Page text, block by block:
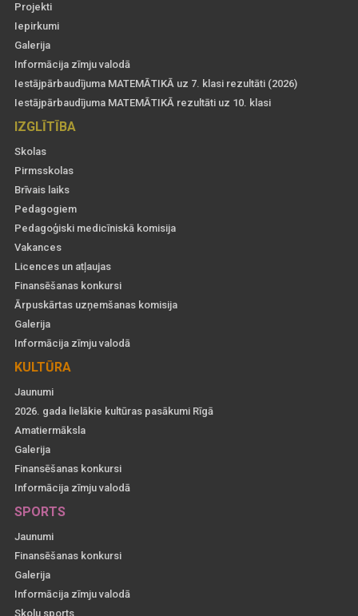
Projekti
Iepirkumi
Galerija
Informācija zīmju valodā
Iestājpārbaudījuma MATEMĀTIKĀ uz 7. klasi rezultāti (2026)
Iestājpārbaudījuma MATEMĀTIKĀ rezultāti uz 10. klasi
IZGLĪTĪBA
Skolas
Pirmsskolas
Brīvais laiks
Pedagogiem
Pedagoģiski medicīniskā komisija
Vakances
Licences un atļaujas
Finansēšanas konkursi
Ārpuskārtas uzņemšanas komisija
Galerija
Informācija zīmju valodā
KULTŪRA
Jaunumi
2026. gada lielākie kultūras pasākumi Rīgā
Amatiermāksla
Galerija
Finansēšanas konkursi
Informācija zīmju valodā
SPORTS
Jaunumi
Finansēšanas konkursi
Galerija
Informācija zīmju valodā
Skolu sports